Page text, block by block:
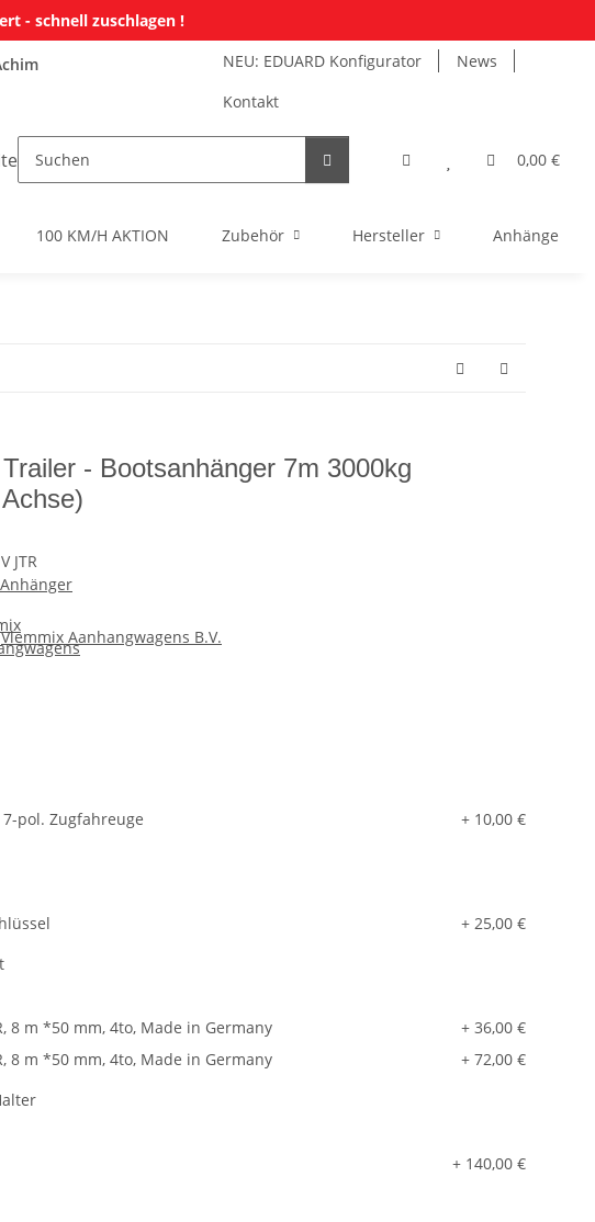
- schnell zuschlagen !
NEU: EDUARD Konfigurator
News
Kontakt
0,00 €
100 KM/H AKTION Zubehör Hersteller Anhänger
- Bootsanhänger 7m 3000kg
V JTR
Vlemmix Aanhangwagens B.V.
pol. Zugfahreuge
+ 10,00 €
+ 25,00 €
8 m *50 mm, 4to, Made in Germany
+ 36,00 €
8 m *50 mm, 4to, Made in Germany
+ 72,00 €
+ 140,00 €